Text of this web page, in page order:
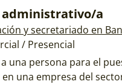
a
y secretariado en
/ Presencial
una persona para el
una empresa del